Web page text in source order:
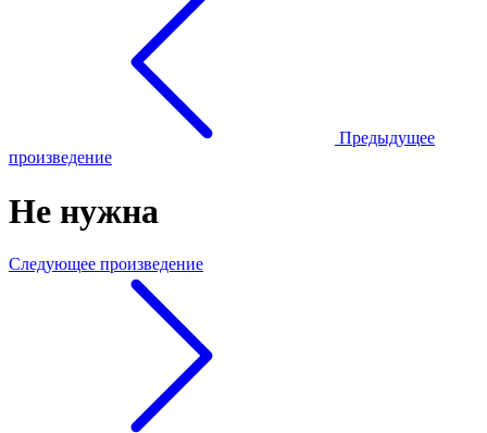
Предыдущее
произведение
Не нужна
Следующее произведение